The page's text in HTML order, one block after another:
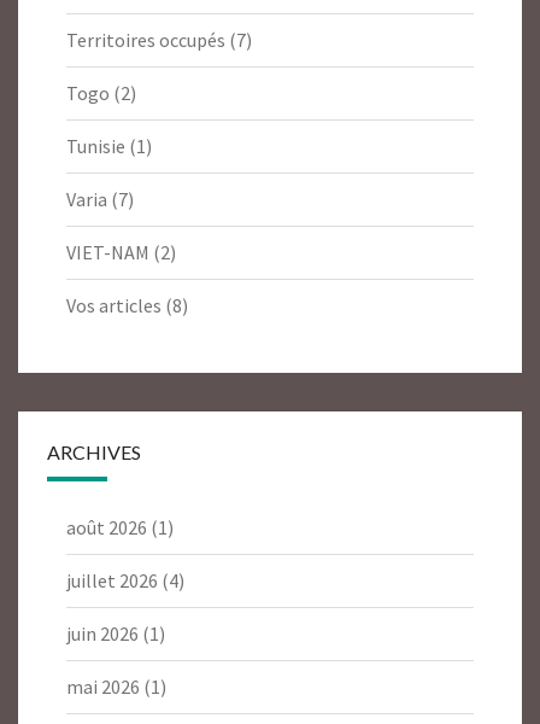
Territoires occupés (7)
Togo (2)
Tunisie (1)
Varia (7)
VIET-NAM (2)
Vos articles (8)
ARCHIVES
août 2026 (1)
juillet 2026 (4)
juin 2026 (1)
mai 2026 (1)